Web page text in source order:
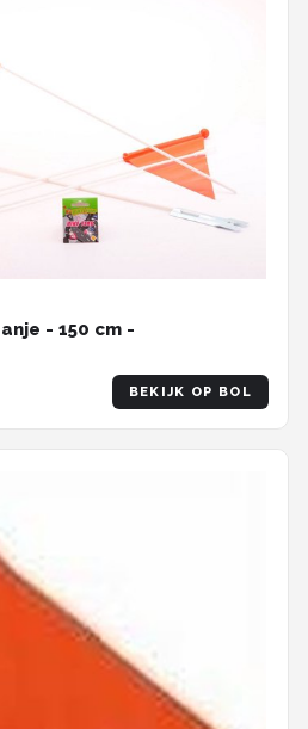
- 150 cm -
BEKIJK OP BOL